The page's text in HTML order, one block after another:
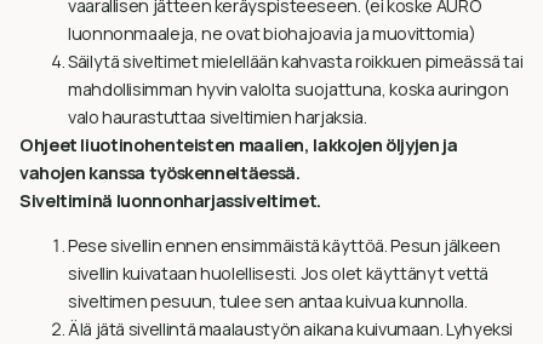
vaarallisen jätteen keräyspisteeseen. (ei koske AURO
luonnonmaaleja, ne ovat biohajoavia ja muovittomia)
Säilytä siveltimet mielellään kahvasta roikkuen pimeässä tai
mahdollisimman hyvin valolta suojattuna, koska auringon
valo haurastuttaa siveltimien harjaksia.
Ohjeet liuotinohenteisten maalien, lakkojen öljyjen ja
vahojen kanssa työskenneltäessä.
Siveltiminä luonnonharjassiveltimet.
Pese sivellin ennen ensimmäistä käyttöä. Pesun jälkeen
sivellin kuivataan huolellisesti. Jos olet käyttänyt vettä
siveltimen pesuun, tulee sen antaa kuivua kunnolla.
Älä jätä sivellintä maalaustyön aikana kuivumaan. Lyhyeksi